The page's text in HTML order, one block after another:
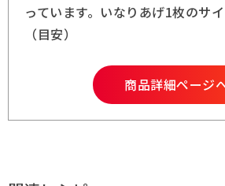
っています。いなりあげ1枚の
（目安）
商品詳細ページ